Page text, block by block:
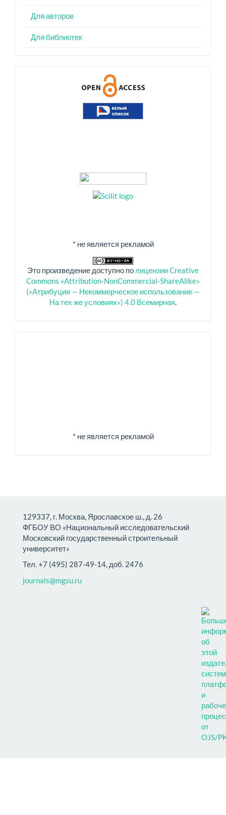
Для авторов
Для библиотек
* не является рекламой
Это произведение доступно по лицензии Creative
Commons «Attribution-NonCommercial-ShareAlike»
(«Атрибуция — Некоммерческое использование —
На тех же условиях») 4.0 Всемирная.
* не является рекламой
129337, г. Москва, Ярославское ш., д. 26
ФГБОУ ВО «Национальный исследовательский
Московский государственный строительный
университет»
Тел. +7 (495) 287-49-14, доб. 2476
journals@mgsu.ru